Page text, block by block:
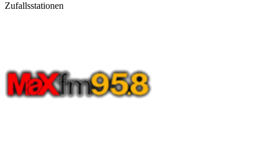
Zufallsstationen